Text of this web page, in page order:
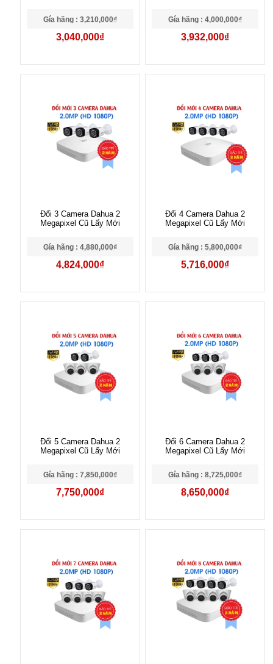
Gía hãng : 3,210,000₫
3,040,000₫
Gía hãng : 4,000,000₫
3,932,000₫
Đổi 3 Camera Dahua 2
Megapixel Cũ Lấy Mới
Gía hãng : 4,880,000₫
4,824,000₫
Đổi 4 Camera Dahua 2
Megapixel Cũ Lấy Mới
Gía hãng : 5,800,000₫
5,716,000₫
Đổi 5 Camera Dahua 2
Megapixel Cũ Lấy Mới
Gía hãng : 7,850,000₫
7,750,000₫
Đổi 6 Camera Dahua 2
Megapixel Cũ Lấy Mới
Gía hãng : 8,725,000₫
8,650,000₫